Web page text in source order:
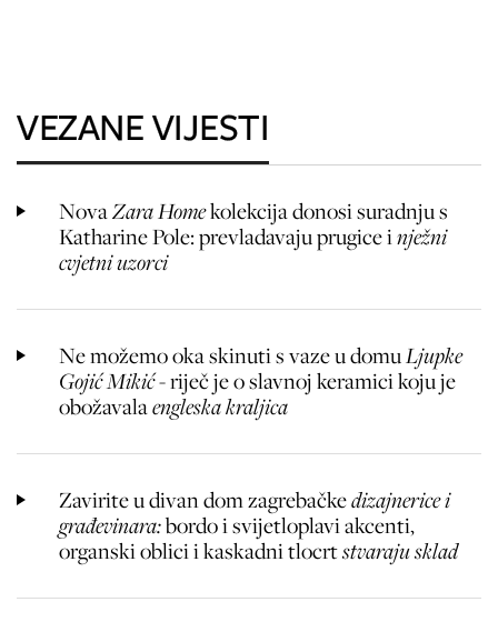
VEZANE VIJESTI
NovaZara Homekolekcija donosi suradnju s
Katharine Pole: prevladavaju prugice inježni
cvjetni uzorci
Ne možemo oka skinuti s vaze u domuLjupke
Gojić Mikić- riječ je o slavnoj keramici koju je
obožavalaengleska kraljica
Zavirite u divan dom zagrebačkedizajnerice i
građevinara:bordo i svijetloplavi akcenti,
organski oblici i kaskadni tlocrtstvaraju sklad